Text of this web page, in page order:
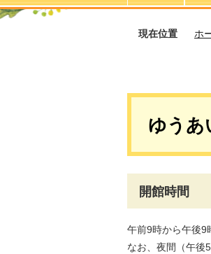
現在位置 ホ
ゆうあ
開館時間
午前9時から午後9
なお、夜間（午後